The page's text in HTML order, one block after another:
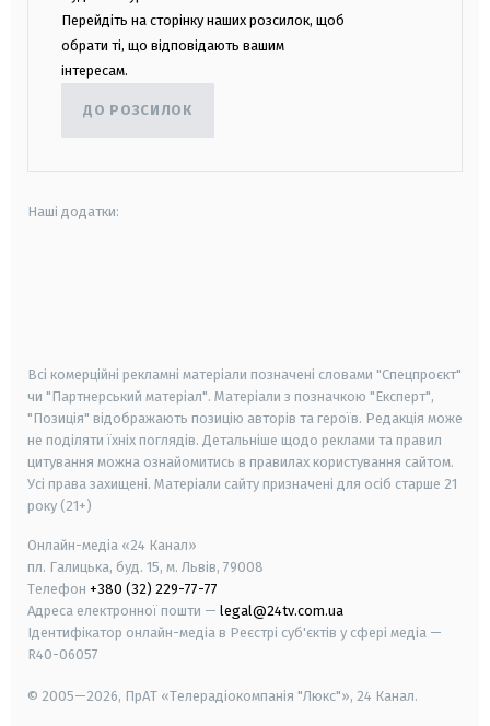
Перейдіть на сторінку наших розсилок, щоб
обрати ті, що відповідають вашим
інтересам.
ДО РОЗСИЛОК
Наші додатки:
Всі комерційні рекламні матеріали позначені словами "Спецпроєкт"
чи "Партнерський матеріал". Матеріали з позначкою "Експерт",
"Позиція" відображають позицію авторів та героїв. Редакція може
не поділяти їхніх поглядів. Детальніше щодо реклами та правил
цитування можна ознайомитись в правилах користування сайтом.
Усі права захищені. Матеріали сайту призначені для осіб старше 21
року (21+)
Онлайн-медіа «24 Канал»
пл. Галицька, буд. 15, м. Львів, 79008
Телефон +380 (32) 229-77-77
Адреса електронної пошти — legal@24tv.com.ua
Ідентифікатор онлайн-медіа в Реєстрі суб'єктів у сфері медіа —
R40-06057
© 2005—2026, ПрАТ «Телерадіокомпанія "Люкс"», 24 Канал.